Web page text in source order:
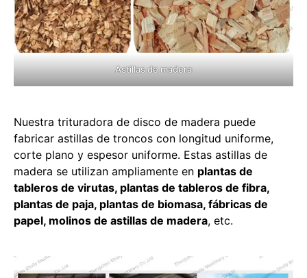
Astillas de madera
Nuestra trituradora de disco de madera puede
fabricar astillas de troncos con longitud uniforme,
corte plano y espesor uniforme. Estas astillas de
madera se utilizan ampliamente en plantas de
tableros de virutas, plantas de tableros de fibra,
plantas de paja, plantas de biomasa, fábricas de
papel, molinos de astillas de madera, etc.